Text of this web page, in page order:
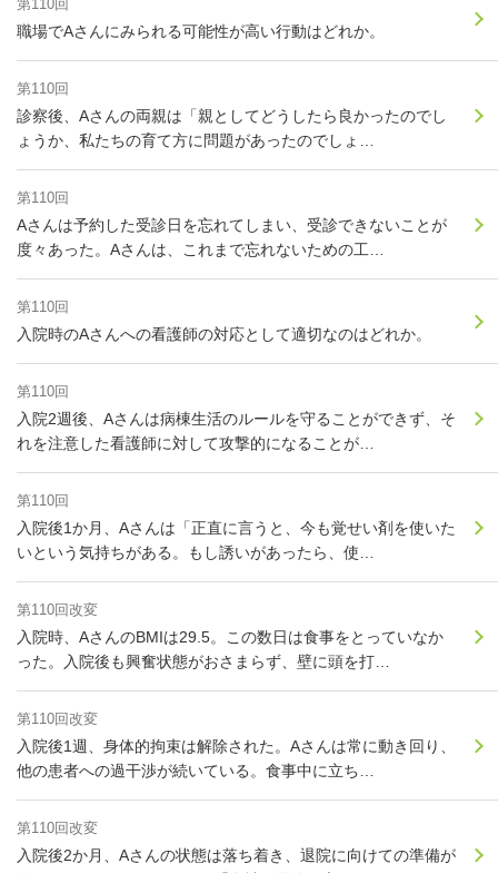
第110回
職場でAさんにみられる可能性が高い行動はどれか。
第110回
診察後、Aさんの両親は「親としてどうしたら良かったのでし
ょうか、私たちの育て方に問題があったのでしょ…
第110回
Aさんは予約した受診日を忘れてしまい、受診できないことが
度々あった。Aさんは、これまで忘れないための工…
第110回
入院時のAさんへの看護師の対応として適切なのはどれか。
第110回
入院2週後、Aさんは病棟生活のルールを守ることができず、そ
れを注意した看護師に対して攻撃的になることが…
第110回
入院後1か月、Aさんは「正直に言うと、今も覚せい剤を使いた
いという気持ちがある。もし誘いがあったら、使…
第110回改変
入院時、AさんのBMIは29.5。この数日は食事をとっていなか
った。入院後も興奮状態がおさまらず、壁に頭を打…
第110回改変
入院後1週、身体的拘束は解除された。Aさんは常に動き回り、
他の患者への過干渉が続いている。食事中に立ち…
第110回改変
入院後2か月、Aさんの状態は落ち着き、退院に向けての準備が